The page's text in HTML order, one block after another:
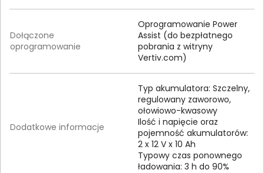
Dołączone
oprogramowanie
Oprogramowanie Power
Assist (do bezpłatnego
pobrania z witryny
Vertiv.com)
Dodatkowe informacje
Typ akumulatora: Szczelny,
regulowany zaworowo,
ołowiowo-kwasowy
Ilość i napięcie oraz
pojemność akumulatorów:
2 x 12 V x 10 Ah
Typowy czas ponownego
ładowania: 3 h do 90%